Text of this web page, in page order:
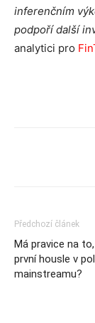
inferenčním
podpoří další
analytici pro
Předchozí článek
Má pravice na
první housle v
mainstreamu?